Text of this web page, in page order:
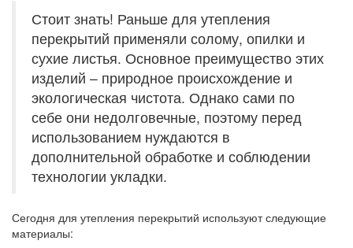
Стоит знать! Раньше для утепления
перекрытий применяли солому, опилки и
сухие листья. Основное преимущество этих
изделий – природное происхождение и
экологическая чистота. Однако сами по
себе они недолговечные, поэтому перед
использованием нуждаются в
дополнительной обработке и соблюдении
технологии укладки.
Сегодня для утепления перекрытий используют следующие
материалы: